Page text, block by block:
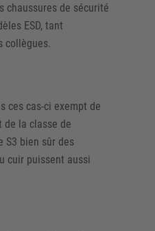
chaussures de sécurité
ESD, tant
collègues.
ces cas-ci exempt de
de la classe de
S3 bien sûr des
cuir puissent aussi